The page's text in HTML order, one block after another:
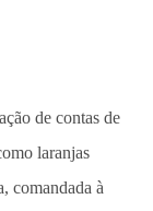
de contas de
laranjas
comandada à